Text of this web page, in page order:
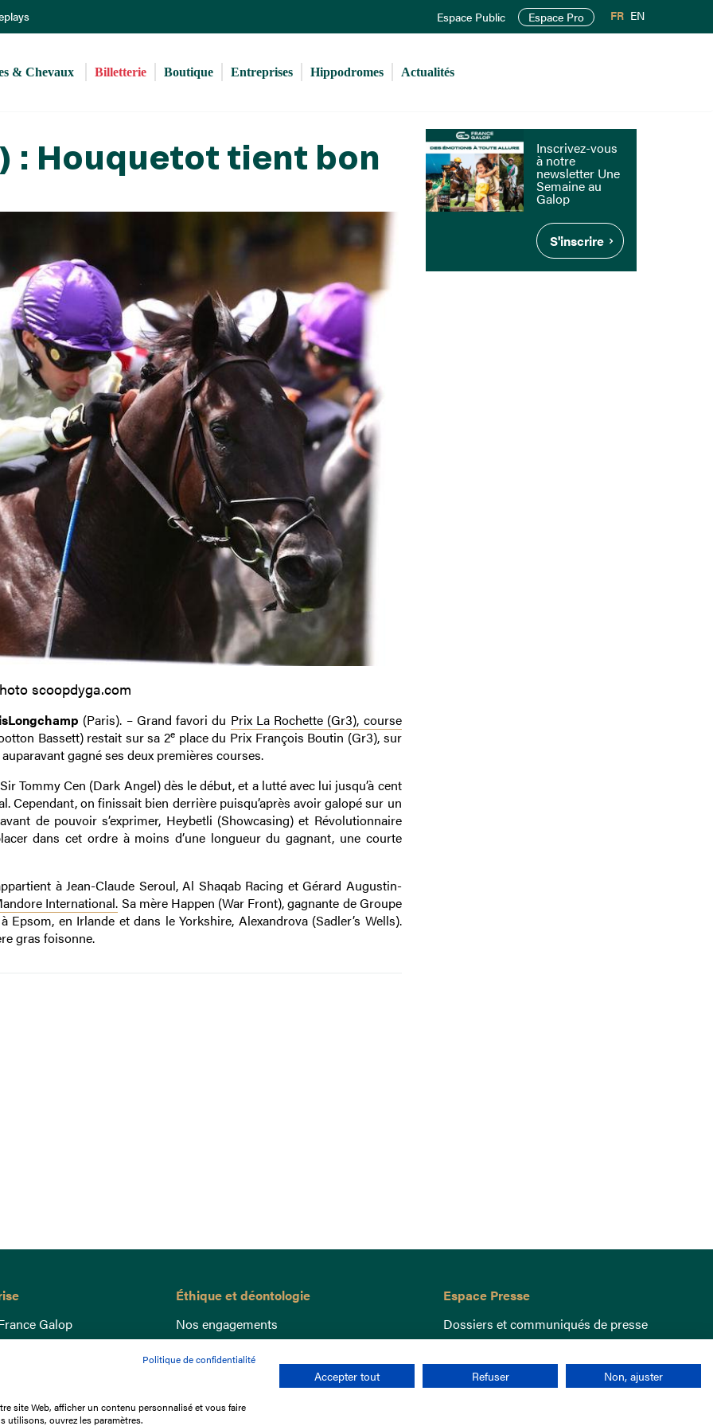
au
principal
Espace Public Espace Pro FR EN
& Chevaux Billetterie Boutique Entreprises Hippodromes Actualités
: Houquetot tient bon
scoopdyga.com
(Paris). – Grand favori du Prix La Rochette (Gr3), course
Bassett) restait sur sa 2e place du Prix François Boutin (Gr3), sur
gagné ses deux premières courses.
Tommy Cen (Dark Angel) dès le début, et a lutté avec lui jusqu’à cent
Cependant, on finissait bien derrière puisqu’après avoir galopé sur un
de pouvoir s’exprimer, Heybetli (Showcasing) et Révolutionnaire
dans cet ordre à moins d’une longueur du gagnant, une courte
à Jean-Claude Seroul, Al Shaqab Racing et Gérard Augustin-
International. Sa mère Happen (War Front), gagnante de Groupe
Epsom, en Irlande et dans le Yorkshire, Alexandrova (Sadler’s Wells).
gras foisonne.
Inscrivez-vous
à notre
newsletter Une
Semaine au
Galop
S'inscrire
Galop
les courses
Éthique et déontologie
Nos engagements
Lutte anti-dopage
Bien être equin
Index Egalité Femmes-Hommes
Jeu responsable
Espace Presse
Dossiers et communiqués de presse
Politique de confidentialité
site Web, afficher un contenu personnalisé et vous faire
utilisons, ouvrez les paramètres.
Accepter tout Refuser Non, ajuster